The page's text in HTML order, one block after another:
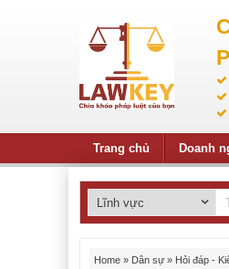
Trang chủ Doanh
Home » Dân sự » Hỏi đáp -